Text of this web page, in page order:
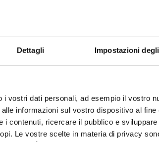
Dettagli Impostazioni
i vostri dati personali, ad esempio il vostro
informazioni sul vostro dispositivo al
i contenuti, ricercare il pubblico e
Le vostre scelte in materia di privacy